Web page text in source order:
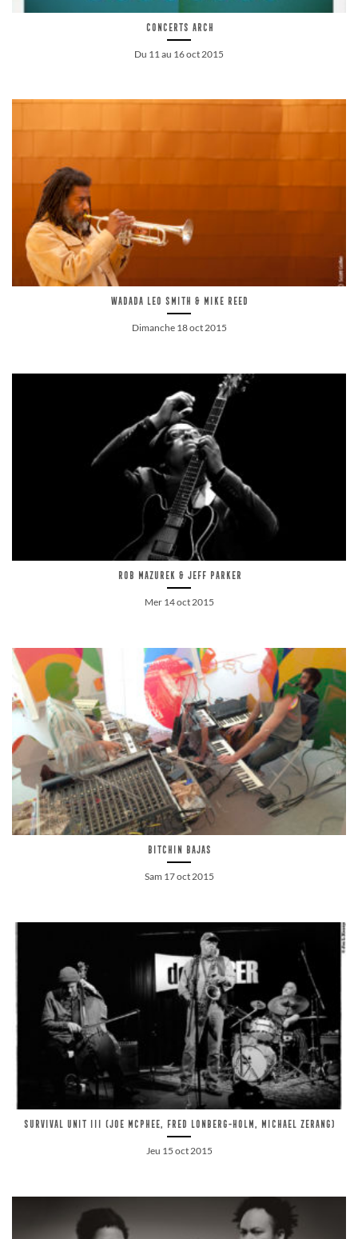
Concerts ARCH
Du 11 au 16 oct 2015
Wadada Leo Smith & Mike Reed
Dimanche 18 oct 2015
Rob Mazurek & Jeff Parker
Mer 14 oct 2015
Bitchin Bajas
Sam 17 oct 2015
Survival Unit III (Joe McPhee, Fred Lonberg-Holm, Michael Zerang)
Jeu 15 oct 2015